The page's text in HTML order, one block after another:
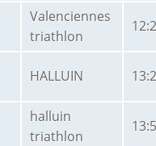
Valenciennes
triathlon
HALLUIN
halluin
triathlon